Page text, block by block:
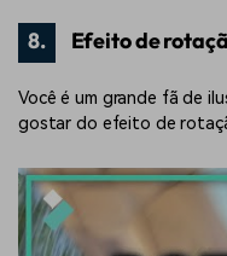
8. Efeito de
Você é um grande fã de
gostar do efeito de